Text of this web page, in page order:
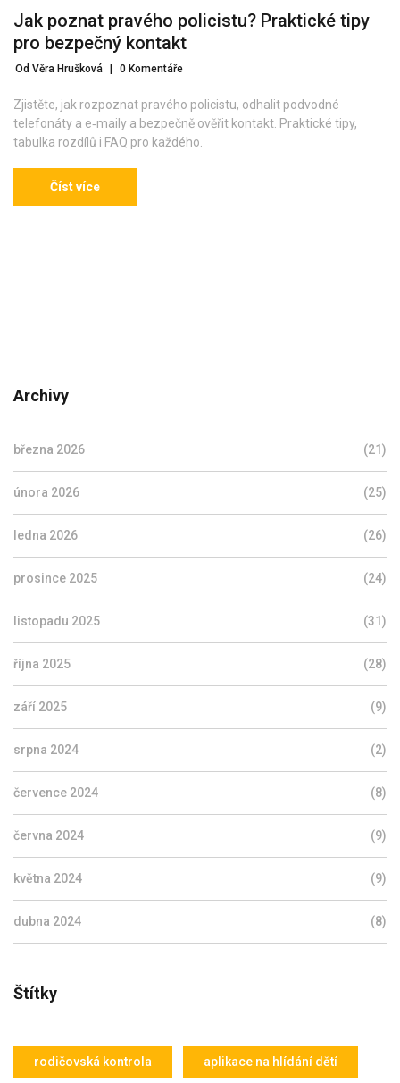
Jak poznat pravého policistu? Praktické tipy
pro bezpečný kontakt
Od Věra Hrušková 0 Komentáře
Zjistěte, jak rozpoznat pravého policistu, odhalit podvodné
telefonáty a e‑maily a bezpečně ověřit kontakt. Praktické tipy,
tabulka rozdílů i FAQ pro každého.
Číst více
Archivy
března 2026 (21)
února 2026 (25)
ledna 2026 (26)
prosince 2025 (24)
listopadu 2025 (31)
října 2025 (28)
září 2025 (9)
srpna 2024 (2)
července 2024 (8)
června 2024 (9)
května 2024 (9)
dubna 2024 (8)
Štítky
rodičovská kontrola aplikace na hlídání dětí